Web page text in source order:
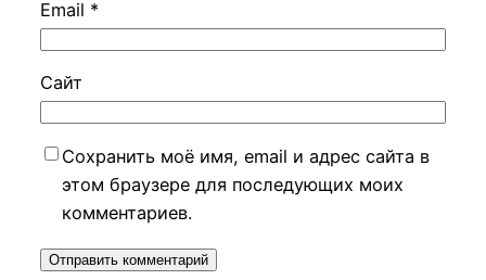
Email *
Сайт
Сохранить моё имя, email и адрес сайта в
этом браузере для последующих моих
комментариев.